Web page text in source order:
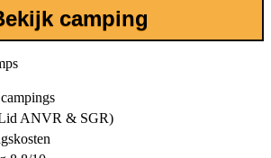
camping
ANVR & SGR)